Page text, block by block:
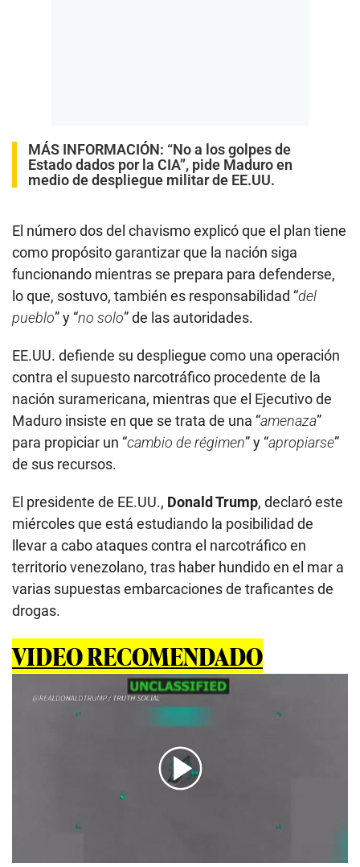
MÁS INFORMACIÓN: “No a los golpes de
Estado dados por la CIA”, pide Maduro en
medio de despliegue militar de EE.UU.
El número dos del chavismo explicó que el plan tiene
como propósito garantizar que la nación siga
funcionando mientras se prepara para defenderse,
lo que, sostuvo, también es responsabilidad “del
pueblo” y “no solo” de las autoridades.
EE.UU. defiende su despliegue como una operación
contra el supuesto narcotráfico procedente de la
nación suramericana, mientras que el Ejecutivo de
Maduro insiste en que se trata de una “amenaza”
para propiciar un “cambio de régimen” y “apropiarse”
de sus recursos.
El presidente de EE.UU., Donald Trump, declaró este
miércoles que está estudiando la posibilidad de
llevar a cabo ataques contra el narcotráfico en
territorio venezolano, tras haber hundido en el mar a
varias supuestas embarcaciones de traficantes de
drogas.
VIDEO RECOMENDADO